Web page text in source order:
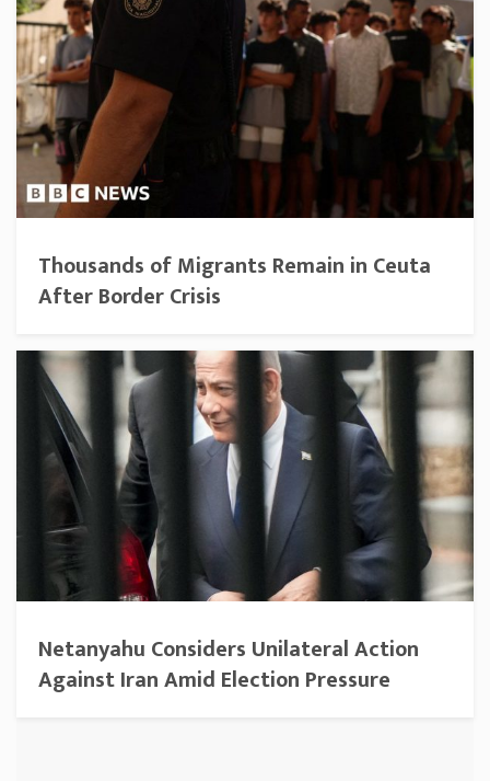
Thousands of Migrants Remain in Ceuta
After Border Crisis
Netanyahu Considers Unilateral Action
Against Iran Amid Election Pressure